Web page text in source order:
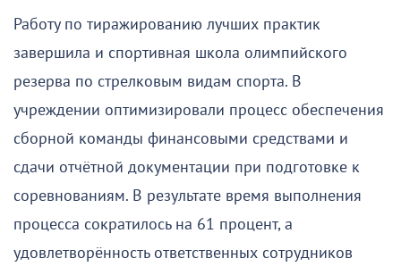
Работу по тиражированию лучших практик
завершила и спортивная школа олимпийского
резерва по стрелковым видам спорта. В
учреждении оптимизировали процесс обеспечения
сборной команды финансовыми средствами и
сдачи отчётной документации при подготовке к
соревнованиям. В результате время выполнения
процесса сократилось на 61 процент, а
удовлетворённость ответственных сотрудников